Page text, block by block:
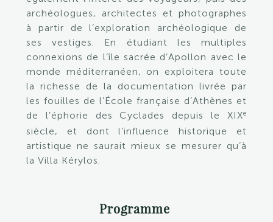
archéologues, architectes et photographes
à partir de l’exploration archéologique de
ses vestiges. En étudiant les multiples
connexions de l’île sacrée d’Apollon avec le
monde méditerranéen, on exploitera toute
la richesse de la documentation livrée par
les fouilles de l’École française d’Athènes et
de l’éphorie des Cyclades depuis le XIXe
siècle, et dont l’influence historique et
artistique ne saurait mieux se mesurer qu’à
la Villa Kérylos.
Programme